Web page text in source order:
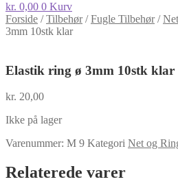
kr. 0,00 0 Kurv
Forside /Tilbehør/Fugle Tilbehør/
3mm 10stk klar
Elastik ring ø 3mm 10stk klar
kr. 20,00
Ikke på lager
Varenummer: M 9 Kategori Net og
Relaterede varer